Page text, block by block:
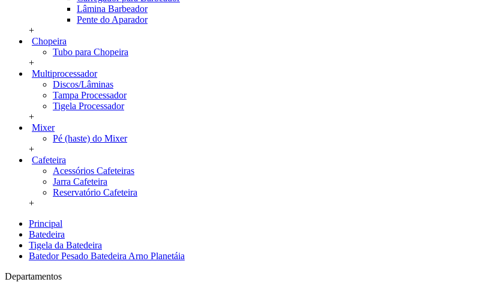
Lâmina Barbeador
Pente do Aparador
+
Chopeira
Tubo para Chopeira
+
Multiprocessador
Discos/Lâminas
Tampa Processador
Tigela Processador
+
Mixer
Pé (haste) do Mixer
+
Cafeteira
Acessórios Cafeteiras
Jarra Cafeteira
Reservatório Cafeteira
+
Principal
Batedeira
Tigela da Batedeira
Batedor Pesado Batedeira Arno Planetáia
Departamentos